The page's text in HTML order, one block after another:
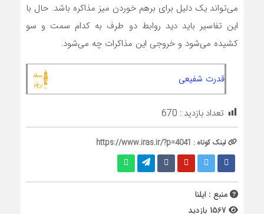
می‌تواند یک دلیل برای برهم خوردن میز مذاکره باشد. حال با
این تفاسیر باید دید روابط دو طرف به کدام سمت و سو
کشیده می‌شود و خروجی این مذاکرات چه می‌شود.
قدرت شفیعی
تعداد بازدید : 670
لینک کوتاه : https://www.iras.ir/?p=4041
منبع : ایلنا